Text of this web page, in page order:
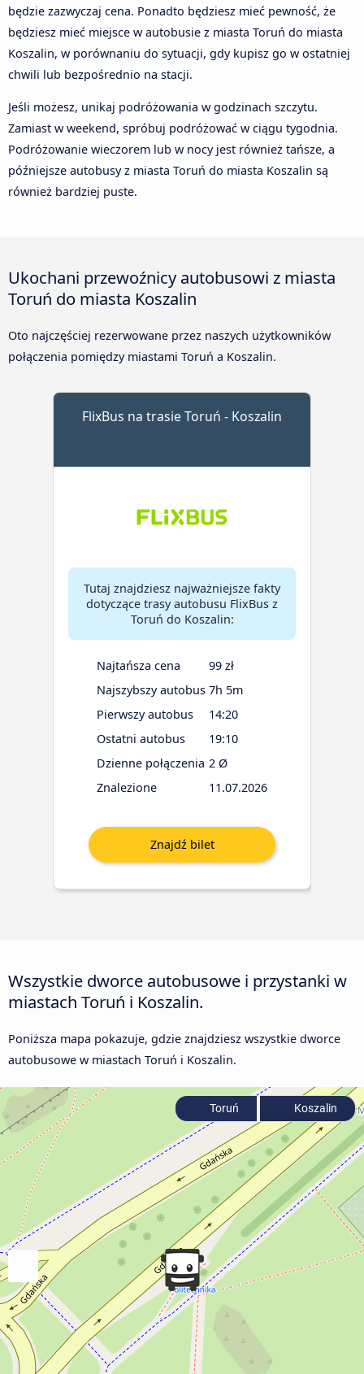
będzie zazwyczaj cena. Ponadto będziesz mieć pewność, że
będziesz mieć miejsce w autobusie z miasta Toruń do miasta
Koszalin, w porównaniu do sytuacji, gdy kupisz go w ostatniej
chwili lub bezpośrednio na stacji.
Jeśli możesz, unikaj podróżowania w godzinach szczytu.
Zamiast w weekend, spróbuj podróżować w ciągu tygodnia.
Podróżowanie wieczorem lub w nocy jest również tańsze, a
późniejsze autobusy z miasta Toruń do miasta Koszalin są
również bardziej puste.
Ukochani przewoźnicy autobusowi z miasta
Toruń do miasta Koszalin
Oto najczęściej rezerwowane przez naszych użytkowników
połączenia pomiędzy miastami Toruń a Koszalin.
FlixBus na trasie Toruń - Koszalin
Tutaj znajdziesz najważniejsze fakty
dotyczące trasy autobusu FlixBus z
Toruń do Koszalin:
Najtańsza cena
99 zł
Najszybszy autobus 7h 5m
Pierwszy autobus
14:20
Ostatni autobus
19:10
Dzienne połączenia 2 Ø
Znalezione
11.07.2026
Wszystkie dworce autobusowe i przystanki w
miastach Toruń i Koszalin.
Poniższa mapa pokazuje, gdzie znajdziesz wszystkie dworce
autobusowe w miastach Toruń i Koszalin.
Toruń Koszalin